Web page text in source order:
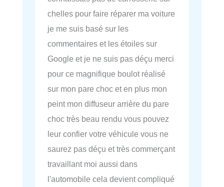
chelles pour faire réparer ma voiture
je me suis basé sur les
commentaires et les étoiles sur
Google et je ne suis pas déçu merci
pour ce magnifique boulot réalisé
sur mon pare choc et en plus mon
peint mon diffuseur arrière du pare
choc très beau rendu vous pouvez
leur confier votre véhicule vous ne
saurez pas déçu et très commerçant
travaillant moi aussi dans
l'automobile cela devient compliqué